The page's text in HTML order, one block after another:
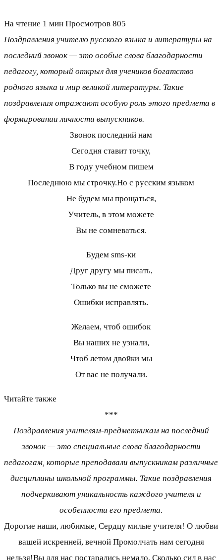
На чтение 1 мин Просмотров 805
Поздравления учителю русского языка и литературы на
последний звонок — это особые слова благодарности
педагогу, который открыл для учеников богатство
родного языка и мир великой литературы. Такие
поздравления отражают особую роль этого предмета в
формировании личности выпускников.
Звонок последний нам
Сегодня ставит точку,
В году учебном пишем
Последнюю мы строчку.Но с русским языком
Не будем мы прощаться,
Учитель, в этом можете
Вы не сомневаться.
Будем sms-ки
Друг другу мы писать,
Только вы не сможете
Ошибки исправлять.
Желаем, чтоб ошибок
Вы наших не узнали,
Чтоб летом двойки мы
От вас не получали.
Читайте также
***
Поздравления учителям-предметникам на последний
звонок — это специальные слова благодарности
педагогам, которые преподавали выпускникам различные
дисциплины школьной программы. Такие поздравления
подчеркивают уникальность каждого учителя и
особенности его предмета.
Дорогие наши, любимые, Сердцу милые учителя! О любви
вашей искренней, вечной Промолчать нам сегодня
нельзя!Вы для нас постарались немало, Сколько сил в нас